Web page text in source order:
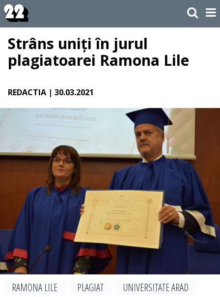
Strâns uniți în jurul
plagiatoarei Ramona Lile
REDACTIA | 30.03.2021
RAMONA LILE PLAGIAT
UNIVERSITATE ARAD